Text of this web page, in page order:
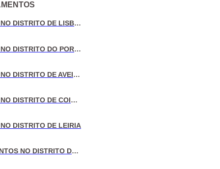
VENDA DE MORADIAS NO DISTRITO DE LISBOA
VENDA DE MORADIAS NO DISTRITO DO PORTO
VENDA DE MORADIAS NO DISTRITO DE AVEIRO
VENDA DE MORADIAS NO DISTRITO DE COIMBRA
DISTRITO DE LEIRIA
VENDA DE APARTAMENTOS NO DISTRITO DE LISBOA